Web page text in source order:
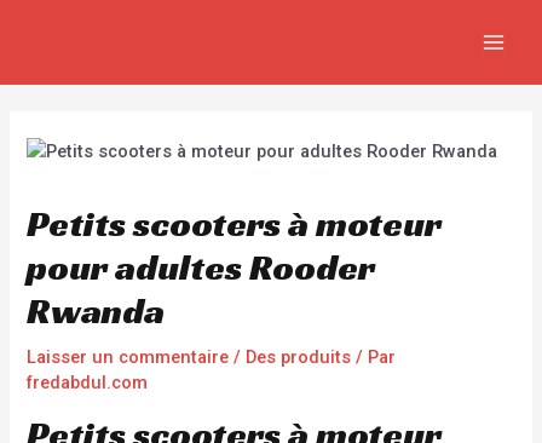
Petits scooters à moteur
pour adultes Rooder
Rwanda
Laisser un commentaire / Des produits / Par
fredabdul.com